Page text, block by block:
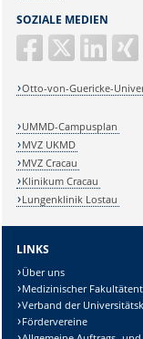
SOZIALE MEDIEN
Otto-von-Guericke-
UMMD-Campusplan
MVZ UKMD
MVZ Cracau
Klinikum Cracau
Lungenklinik Lostau
LINKS
Über uns
Medizinischer
Verband der
Fördervereine